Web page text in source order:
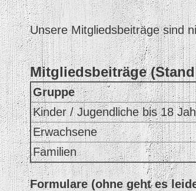
Unsere Mitgliedsbeiträge sind
Mitgliedsbeiträge
Gruppe
Kinder / Jugendliche bis 18
Erwachsene
Familien
Formulare (ohne geht es